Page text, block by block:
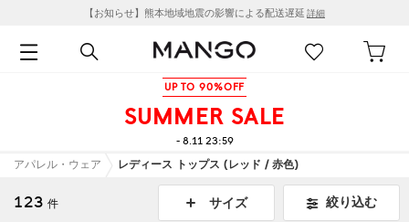
【お知らせ】熊本地域地震の影響による配送遅延 詳細
UP TO 90%OFF
SUMMER SALE
- 8.11 23:59
アパレル・ウェア
レディース トップス (レッド / 赤色)
123 件 サイズ 絞り込む